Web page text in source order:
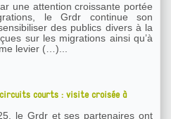
une attention croissante portée
le Grdr continue son
des publics divers à la
sur les migrations ainsi qu’à
levier (…)...
courts : visite croisée à
le Grdr et ses partenaires ont